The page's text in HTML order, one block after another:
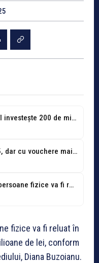
Rabla revine în forță! Statul investește 200 de milioane de lei în...
„Rabla” continuă și în 2025, dar cu vouchere mai mici. Ministerul Mediului:...
Programul „Rabla” pentru persoane fizice va fi reluat
fizice va fi reluat în
de lei, conform
Diana Buzoianu.